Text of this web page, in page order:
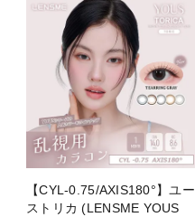
【CYL-0.75/AXIS180°】ユー
ストリカ (LENSME YOUS